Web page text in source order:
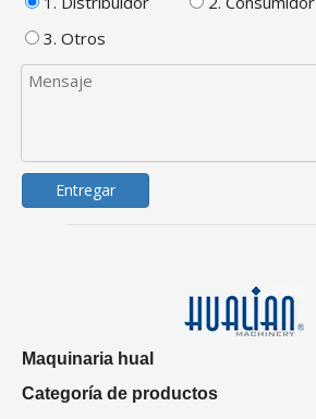
3. Otros
Entregar
Maquinaria hual
Categoría de productos